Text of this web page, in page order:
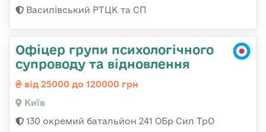
Василівський РТЦК та СП
Офіцер групи психологічного
супроводу та відновлення
від 25000 до 120000 грн
Київ
130 окремий батальйон 241 ОБр Сил ТрО